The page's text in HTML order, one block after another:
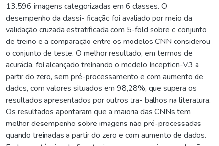
13.596 imagens categorizadas em 6 classes. O
desempenho da classi- ficação foi avaliado por meio da
validação cruzada estratificada com 5-fold sobre o conjunto
de treino e a comparação entre os modelos CNN considerou
o conjunto de teste. O melhor resultado, em termos de
acurácia, foi alcançado treinando o modelo Inception-V3 a
partir do zero, sem pré-processamento e com aumento de
dados, com valores situados em 98,28%, que supera os
resultados apresentados por outros tra- balhos na literatura.
Os resultados apontaram que a maioria das CNNs tem
melhor desempenho sobre imagens não pré-processadas
quando treinadas a partir do zero e com aumento de dados.